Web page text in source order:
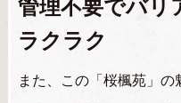
管理不要でバリ
ラクラク
また、この「桜楓苑」の